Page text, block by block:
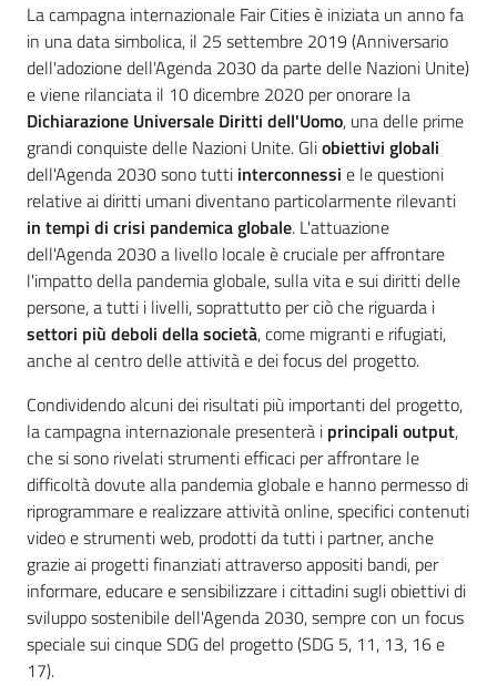
La campagna internazionale Fair Cities è iniziata un anno fa
in una data simbolica, il 25 settembre 2019 (Anniversario
dell'adozione dell'Agenda 2030 da parte delle Nazioni Unite)
e viene rilanciata il 10 dicembre 2020 per onorare la
Dichiarazione Universale Diritti dell'Uomo, una delle prime
grandi conquiste delle Nazioni Unite. Gliobiettivi globali
dell'Agenda 2030 sono tutti interconnessi e le questioni
relative ai diritti umani diventano particolarmente rilevanti
in tempi di crisi pandemica globale. L'attuazione
dell'Agenda 2030 a livello locale è cruciale per affrontare
l'impatto della pandemia globale, sulla vita e sui diritti delle
persone, a tutti i livelli, soprattutto per ciò che riguarda i
settori più deboli della società, come migranti e rifugiati,
anche al centro delle attività e dei focus del progetto.
Condividendo alcuni dei risultati più importanti del progetto,
la campagna internazionale presenterà i principali output,
che si sono rivelati strumenti efficaci per affrontare le
difficoltà dovute alla pandemia globale e hanno permesso di
riprogrammare e realizzare attività online, specifici contenuti
video e strumenti web, prodotti da tutti i partner, anche
grazie ai progetti finanziati attraverso appositi bandi, per
informare, educare e sensibilizzare i cittadini sugli obiettivi di
sviluppo sostenibile dell'Agenda 2030, sempre con un focus
speciale sui cinque SDG del progetto (SDG 5, 11, 13, 16 e
17).